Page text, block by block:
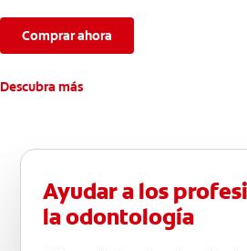
Comprar ahora
Descubra más
Ayudar a los
la odontología